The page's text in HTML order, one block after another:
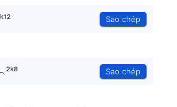
Sao chép
Sao chép